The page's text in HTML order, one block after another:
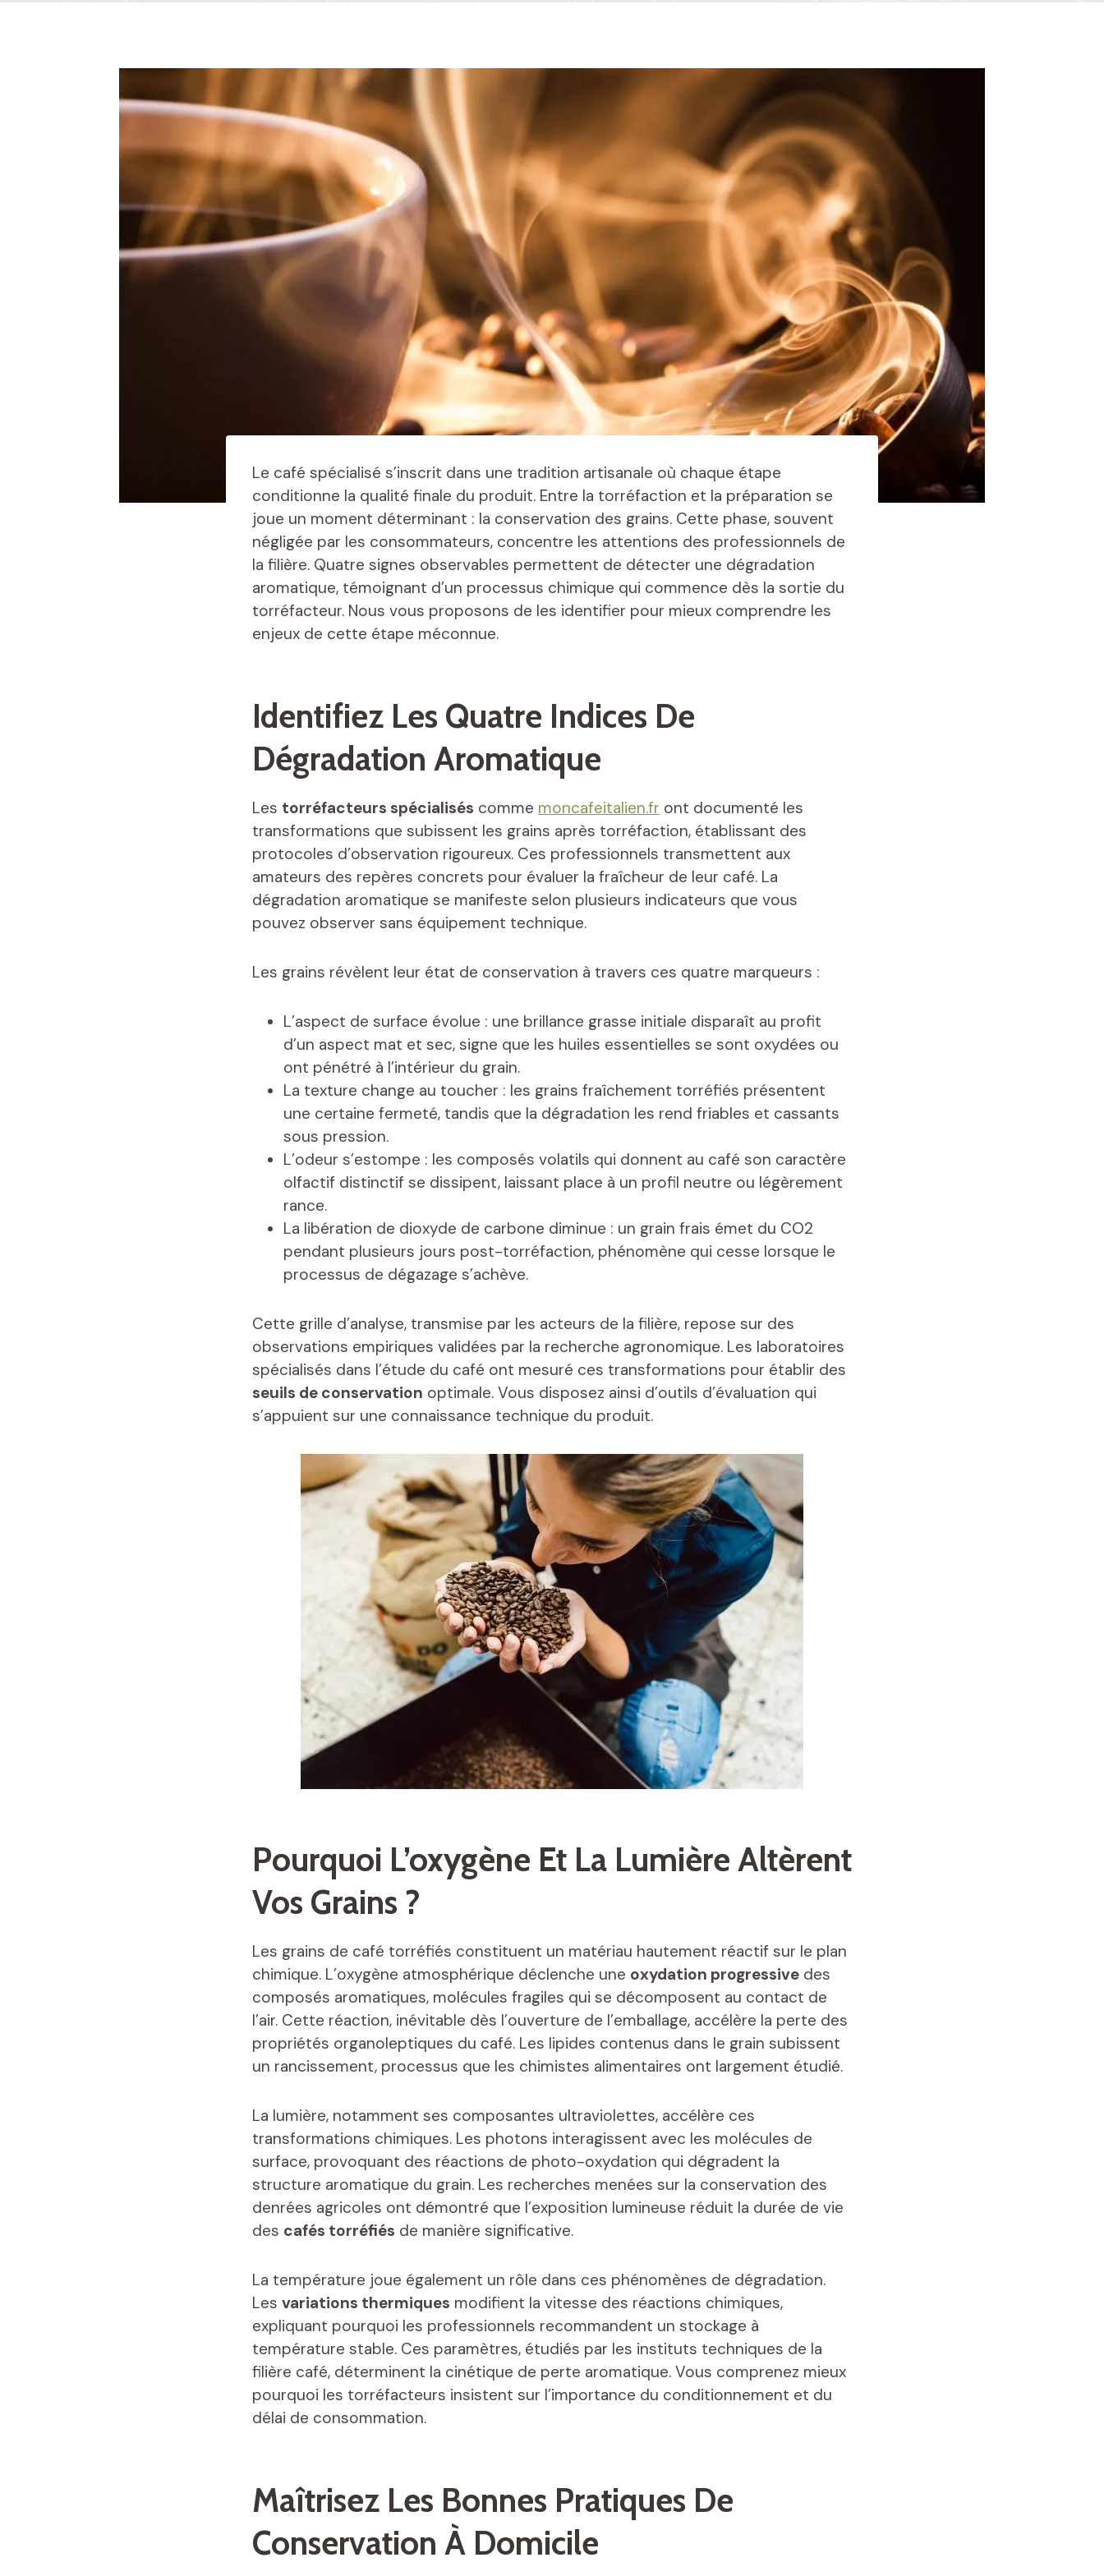
Le café spécialisé s’inscrit dans une tradition artisanale où chaque étape
conditionne la qualité finale du produit. Entre la torréfaction et la préparation se
joue un moment déterminant : la conservation des grains. Cette phase, souvent
négligée par les consommateurs, concentre les attentions des professionnels de
la filière. Quatre signes observables permettent de détecter une dégradation
aromatique, témoignant d’un processus chimique qui commence dès la sortie du
torréfacteur. Nous vous proposons de les identifier pour mieux comprendre les
enjeux de cette étape méconnue.
Identifiez Les Quatre Indices De
Dégradation Aromatique
Les torréfacteurs spécialisés comme moncafeitalien.fr ont documenté les
transformations que subissent les grains après torréfaction, établissant des
protocoles d’observation rigoureux. Ces professionnels transmettent aux
amateurs des repères concrets pour évaluer la fraîcheur de leur café. La
dégradation aromatique se manifeste selon plusieurs indicateurs que vous
pouvez observer sans équipement technique.
Les grains révèlent leur état de conservation à travers ces quatre marqueurs :
L’aspect de surface évolue : une brillance grasse initiale disparaît au profit
d’un aspect mat et sec, signe que les huiles essentielles se sont oxydées ou
ont pénétré à l’intérieur du grain.
La texture change au toucher : les grains fraîchement torréfiés présentent
une certaine fermeté, tandis que la dégradation les rend friables et cassants
sous pression.
L’odeur s’estompe : les composés volatils qui donnent au café son caractère
olfactif distinctif se dissipent, laissant place à un profil neutre ou légèrement
rance.
La libération de dioxyde de carbone diminue : un grain frais émet du CO2
pendant plusieurs jours post-torréfaction, phénomène qui cesse lorsque le
processus de dégazage s’achève.
Cette grille d’analyse, transmise par les acteurs de la filière, repose sur des
observations empiriques validées par la recherche agronomique. Les laboratoires
spécialisés dans l’étude du café ont mesuré ces transformations pour établir des
seuils de conservation optimale. Vous disposez ainsi d’outils d’évaluation qui
s’appuient sur une connaissance technique du produit.
Pourquoi L’oxygène Et La Lumière Altèrent
Vos Grains ?
Les grains de café torréfiés constituent un matériau hautement réactif sur le plan
chimique. L’oxygène atmosphérique déclenche une oxydation progressive des
composés aromatiques, molécules fragiles qui se décomposent au contact de
l’air. Cette réaction, inévitable dès l’ouverture de l’emballage, accélère la perte des
propriétés organoleptiques du café. Les lipides contenus dans le grain subissent
un rancissement, processus que les chimistes alimentaires ont largement étudié.
La lumière, notamment ses composantes ultraviolettes, accélère ces
transformations chimiques. Les photons interagissent avec les molécules de
surface, provoquant des réactions de photo-oxydation qui dégradent la
structure aromatique du grain. Les recherches menées sur la conservation des
denrées agricoles ont démontré que l’exposition lumineuse réduit la durée de vie
des cafés torréfiés de manière significative.
La température joue également un rôle dans ces phénomènes de dégradation.
Les variations thermiques modifient la vitesse des réactions chimiques,
expliquant pourquoi les professionnels recommandent un stockage à
température stable. Ces paramètres, étudiés par les instituts techniques de la
filière café, déterminent la cinétique de perte aromatique. Vous comprenez mieux
pourquoi les torréfacteurs insistent sur l’importance du conditionnement et du
délai de consommation.
Maîtrisez Les Bonnes Pratiques De
Conservation À Domicile